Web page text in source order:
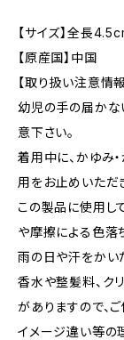
【サイズ】全長
【原産国】中国
【取り扱い注意情報
幼児の手の届かな
意下さい。
着用中に、かゆみ
用をお止めいただ
この製品に使用し
や摩擦による色落
雨の日や汗をかい
香水や整髪料、ク
がありますので、
イメージ違い等の